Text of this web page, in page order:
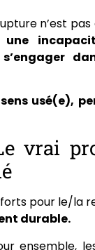
n’est
usé(e),
vrai
pour le/la
durable.
ensemble,